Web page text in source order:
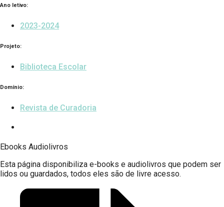
Ano letivo:
2023-2024
Projeto:
Biblioteca Escolar
Domínio:
Revista de Curadoria
Ebooks Audiolivros
Esta página disponibiliza e-books e audiolivros que podem ser
lidos ou guardados, todos eles são de livre acesso.